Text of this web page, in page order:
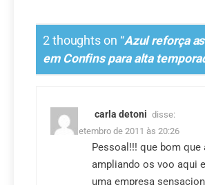
2 thoughts on “Azul reforça
em Confins para alta
carla detoni disse:
29 de setembro de 2011 às 20:26
Pessoal!!! que bom que
ampliando os voo aqui
uma empresa